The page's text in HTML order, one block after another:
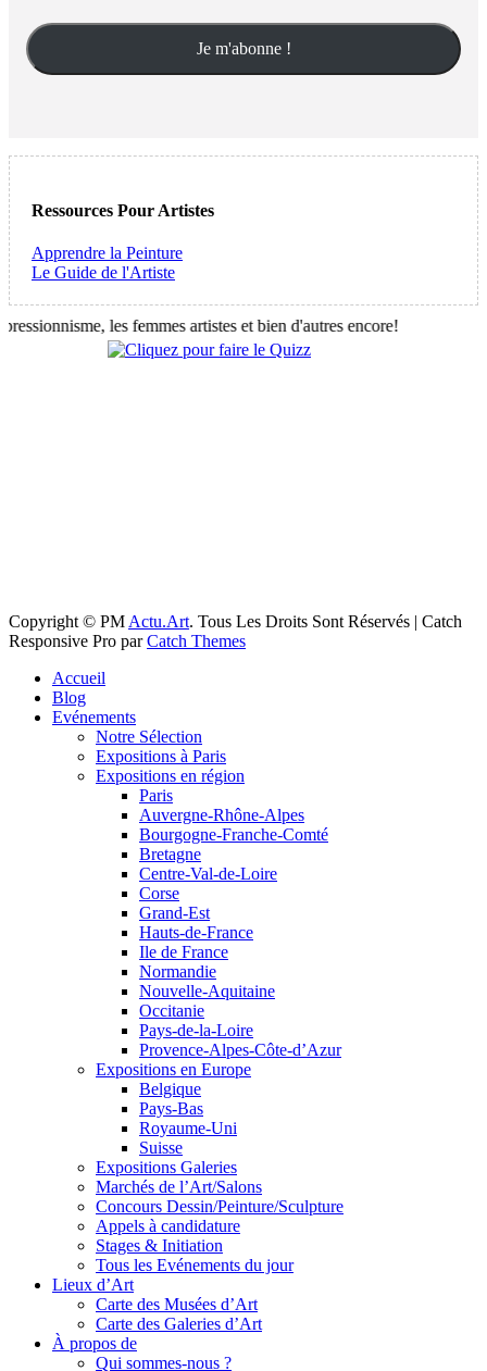
Ressources Pour Artistes
Apprendre la Peinture
Le Guide de l'Artiste
les femmes artistes et bien d'autres encore!
Copyright © PM Actu.Art. Tous Les Droits Sont Réservés | Catch
Responsive Pro parCatch Themes
remonterAccueil
Blog
Evénements
Notre Sélection
Expositions à Paris
Expositions en région
Paris
Auvergne-Rhône-Alpes
Bourgogne-Franche-Comté
Bretagne
Centre-Val-de-Loire
Corse
Grand-Est
Hauts-de-France
Ile de France
Normandie
Nouvelle-Aquitaine
Occitanie
Pays-de-la-Loire
Provence-Alpes-Côte-d’Azur
Expositions en Europe
Belgique
Pays-Bas
Royaume-Uni
Suisse
Expositions Galeries
Marchés de l’Art/Salons
Concours Dessin/Peinture/Sculpture
Appels à candidature
Stages & Initiation
Tous les Evénements du jour
Lieux d’Art
Carte des Musées d’Art
Carte des Galeries d’Art
À propos de
Qui sommes-nous ?